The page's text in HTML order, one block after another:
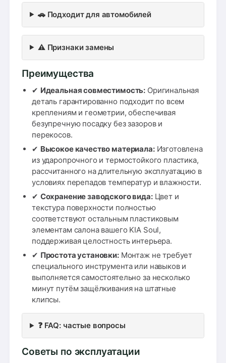
🚗 Подходит для автомобилей
⚠️ Признаки замены
Преимущества
✔ Идеальная совместимость: Оригинальная
деталь гарантированно подходит по всем
креплениям и геометрии, обеспечивая
безупречную посадку без зазоров и
перекосов.
✔ Высокое качество материала:Изготовлена
из ударопрочного и термостойкого пластика,
рассчитанного на длительную эксплуатацию в
условиях перепадов температур и влажности.
✔ Сохранение заводского вида:Цвет и
текстура поверхности полностью
соответствуют остальным пластиковым
элементам салона вашего KIA Soul,
поддерживая целостность интерьера.
✔ Простота установки:Монтаж не требует
специального инструмента или навыков и
выполняется самостоятельно за несколько
минут путём защёлкивания на штатные
клипсы.
❓ FAQ: частые вопросы
Советы по эксплуатации